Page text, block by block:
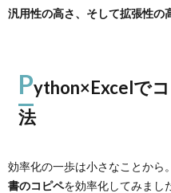
汎用性の高さ、そして拡張性の
Python×Excelで
法
効率化の一歩は小さなことか
書のコピペを効率化してみまし